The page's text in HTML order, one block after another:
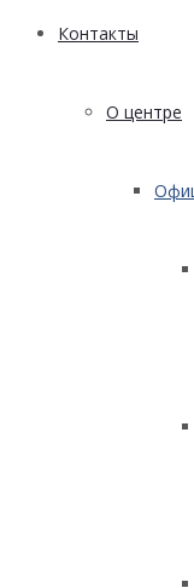
Контакты
О центре